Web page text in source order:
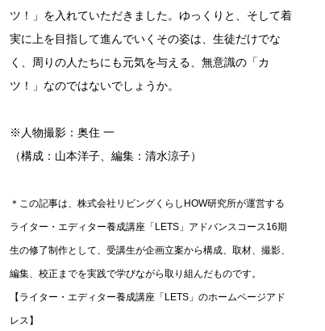
ツ！」を入れていただきました。ゆっくりと、そして着
実に上を目指して進んでいくその姿は、生徒だけでな
く、周りの人たちにも元気を与える、無意識の「カ
ツ！」なのではないでしょうか。
※人物撮影：奥住 一
（構成：山本洋子、編集：清水涼子）
＊この記事は、株式会社リビングくらしHOW研究所が運営する
ライター・エディター養成講座「LETS」アドバンスコース16期
生の修了制作として、受講生が企画立案から構成、取材、撮影、
編集、校正までを実践で学びながら取り組んだものです。
【ライター・エディター養成講座「LETS」のホームページアド
レス】